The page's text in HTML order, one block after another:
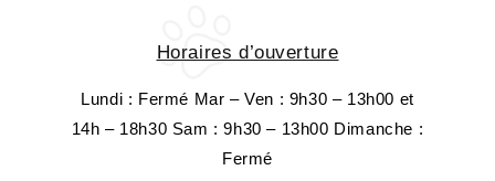
Horaires d’ouverture
Lundi : Fermé Mar – Ven : 9h30 – 13h00 et
14h – 18h30 Sam : 9h30 – 13h00 Dimanche :
Fermé